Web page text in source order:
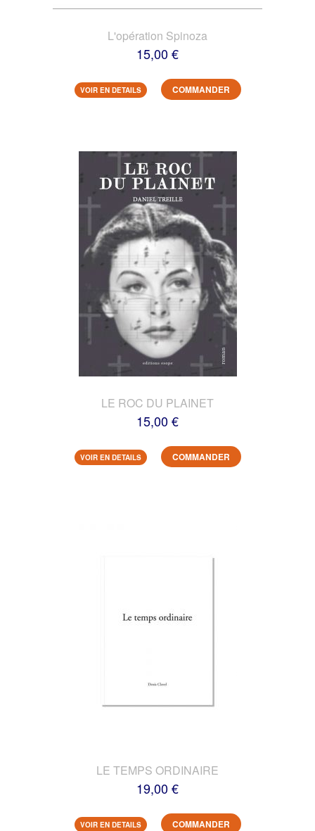
L'opération Spinoza
15,00 €
VOIR EN DETAILS COMMANDER
LE ROC DU PLAINET
15,00 €
VOIR EN DETAILS COMMANDER
LE TEMPS ORDINAIRE
19,00 €
VOIR EN DETAILS COMMANDER